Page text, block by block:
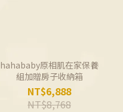
hahababy原相肌在家保養
組加贈房子收納箱
NT$6,888
NT$8,768